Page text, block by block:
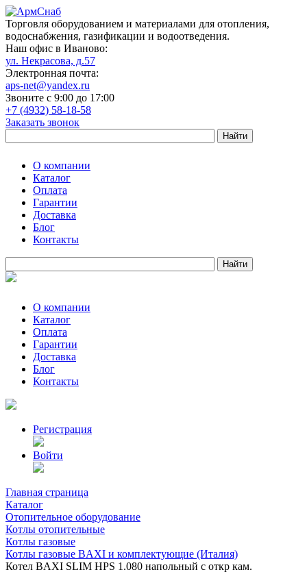
Торговля оборудованием и материалами для отопления,
водоснабжения, газификации и водоотведения.
Наш офис в Иваново:
ул. Некрасова, д.57
Электронная почта:
aps-net@yandex.ru
Звоните с 9:00 до 17:00
+7 (4932) 58-18-58
Заказать звонок
О компании
Каталог
Оплата
Гарантии
Доставка
Блог
Контакты
О компании
Каталог
Оплата
Гарантии
Доставка
Блог
Контакты
Регистрация
Войти
Главная страница
Каталог
Отопительное оборудование
Котлы отопительные
Котлы газовые
Котлы газовые BAXI и комплектующие (Италия)
Котел BAXI SLIM HPS 1.080 напольный с откр кам.